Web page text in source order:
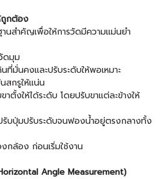
กต้อง
สำคัญเพื่อให้การวัดมีความแม่นยำ
ดมุม
มั่นคงและปรับระดับให้พอเหมาะ
สกรูให้แน่น
ตั้งให้ได้ระดับ โดยปรับขาแต่ละข้างให้
รับปุ่มปรับระดับจนฟองน้ำอยู่ตรงกลางทั้ง
กล้อง ก่อนเริ่มใช้งาน
Angle Measurement)